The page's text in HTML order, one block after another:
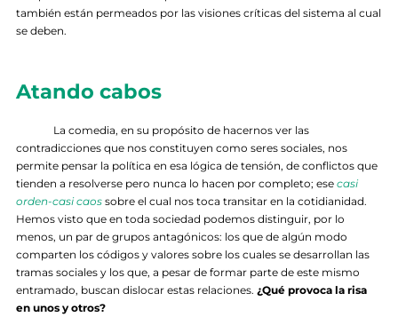
también están permeados por las visiones críticas del sistema al cual
se deben.
Atando cabos
La comedia, en su propósito de hacernos ver las
contradicciones que nos constituyen como seres sociales, nos
permite pensar la política en esa lógica de tensión, de conflictos que
tienden a resolverse pero nunca lo hacen por completo; ese casi
orden-casi caos sobre el cual nos toca transitar en la cotidianidad.
Hemos visto que en toda sociedad podemos distinguir, por lo
menos, un par de grupos antagónicos: los que de algún modo
comparten los códigos y valores sobre los cuales se desarrollan las
tramas sociales y los que, a pesar de formar parte de este mismo
entramado, buscan dislocar estas relaciones. ¿Qué provoca la risa
en unos y otros?